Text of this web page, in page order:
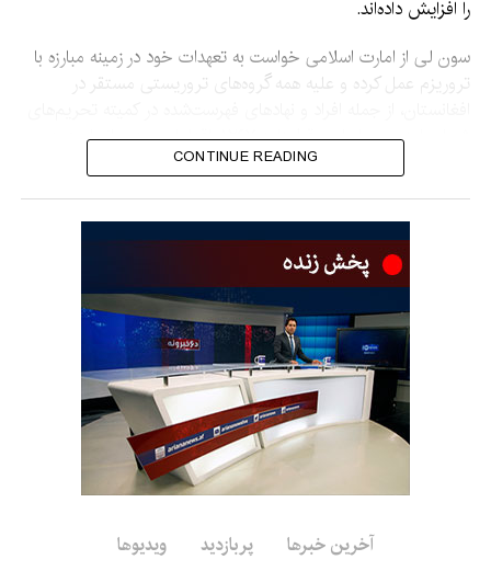
را افزایش داده‌اند.
سون لی از امارت اسلامی خواست به تعهدات خود در زمینه مبارزه با
تروریزم عمل کرده و علیه همه گروه‌های تروریستی مستقر در
شورای امنیت بر اساس قطعنامه ۱۲۶۷، اقدامات جدی انجام دهد.
او هشدار داد که نباید اجازه داده شود افغانستان دوباره به محل رشد و
نماینده چین همچنین گفت جامعه جهانی باید به افغانستان در
بازسازی اقتصاد و بهبود زندگی مردم کمک کند تا زمینه‌های
شکل‌گیری تروریزم از بین برود.
وی افزود که چین از همکاری کشورهای آسیای مرکزی و سازمان‌های
منطقه‌ای مانند سازمان همکاری شانگهای با افغانستان برای مقابله
مشترک با تهدیدهای تروریستی فرامرزی حمایت می‌کند.
این اظهارات در حالی مطرح می‌شود که امارت اسلامی حضور
گروه‌های تروریستی در افغانستان را رد کرده و تأکید کرده است که
CONTINUE READING
آخرین خبرها پربازدید ویدیوها